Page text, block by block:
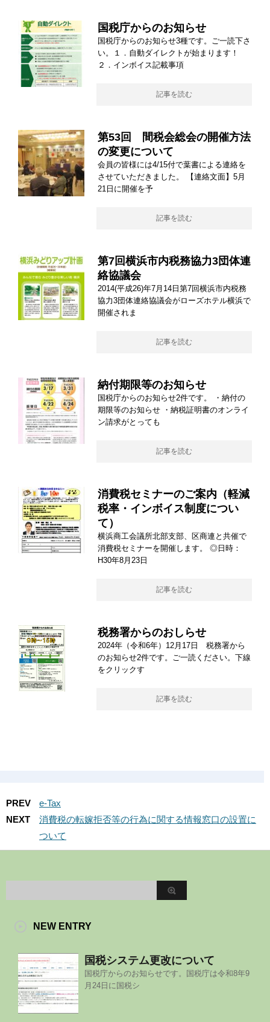
国税庁からのお知らせ
国税庁からのお知らせ3種です。ご一読下さ
い。１．自動ダイレクトが始まります！
２．インボイス記載事項
記事を読む
第53回 間税会総会の開催方法
の変更について
会員の皆様には4/15付で葉書による連絡を
させていただきました。 【連絡文面】5月
21日に開催を予
記事を読む
第7回横浜市内税務協力3団体連
絡協議会
2014(平成26)年7月14日第7回横浜市内税務
協力3団体連絡協議会がローズホテル横浜で
開催されま
記事を読む
納付期限等のお知らせ
国税庁からのお知らせ2件です。 ・納付の
期限等のお知らせ ・納税証明書のオンライ
ン請求がとっても
記事を読む
消費税セミナーのご案内（軽減
税率・インボイス制度につい
て）
横浜商工会議所北部支部、区商連と共催で
消費税セミナーを開催します。 ◎日時：
H30年8月23日
記事を読む
税務署からのおしらせ
2024年（令和6年）12月17日 税務署から
のお知らせ2件です。ご一読ください。下線
をクリックす
記事を読む
PREV
e-Tax
NEXT
消費税の転嫁拒否等の行為に関する情報窓口の設置に
ついて
NEW ENTRY
国税システム更改について
国税庁からのお知らせです。国税庁は令和8年9
月24日に国税シ